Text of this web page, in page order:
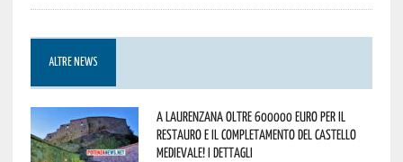
ALTRE NEWS
A Laurenzana oltre 600000 euro per il
restauro e il completamento del Castello
Medievale! I dettagli